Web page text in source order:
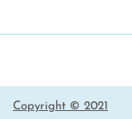
Copyright © 2021